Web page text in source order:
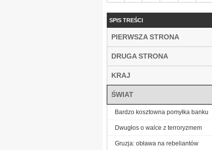
SPIS TREŚCI
PIERWSZA STRONA
DRUGA STRONA
KRAJ
ŚWIAT
Bardzo kosztowna pomyłka banku
Dwugłos o walce z terroryzmem
Gruzja: obława na rebeliantów